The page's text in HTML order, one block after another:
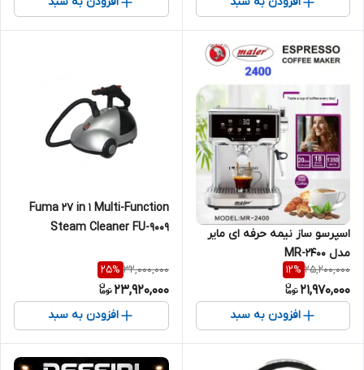
اسپرسو ساز نیمه حرفه ای مایر
مدل MR-2400
25,200,000
12%
21,970,000
افزودن به سبد
Fuma 27 in 1 Multi-Function
Steam Cleaner FU-9009
32,000,000
25%
23,920,000
افزودن به سبد